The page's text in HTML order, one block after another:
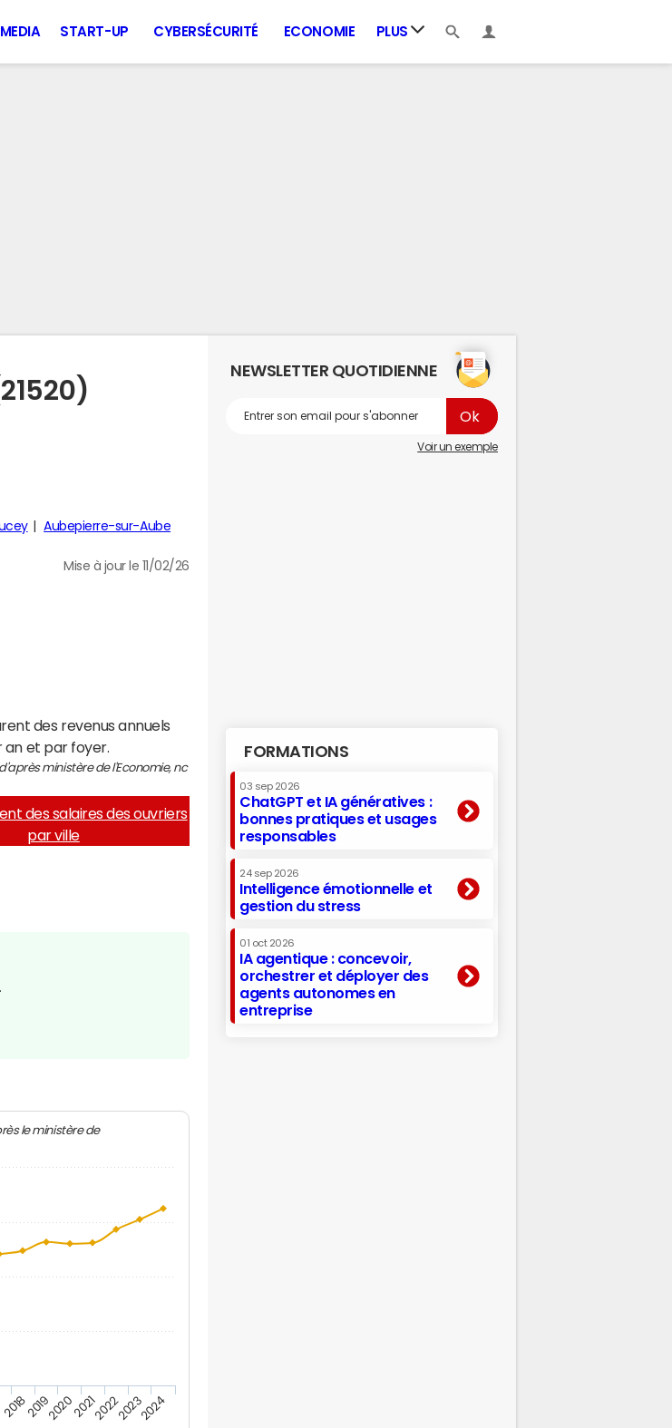
MEDIA START-UP CYBERSÉCURITÉ ECONOMIE PLUS
Aubepierre-sur-Aube
Mise à jour le 11/02/26
des revenus annuels
et par foyer.
ministère de l'Economie, nc
des salaires des ouvriers
par ville
le ministère de
2018201920202021202220232024
NEWSLETTER QUOTIDIENNE
Voir un exemple
FORMATIONS
03 sep 2026
ChatGPT et IA génératives :
bonnes pratiques et usages
responsables
24 sep 2026
Intelligence émotionnelle et
gestion du stress
01 oct 2026
IA agentique : concevoir,
orchestrer et déployer des
agents autonomes en
entreprise